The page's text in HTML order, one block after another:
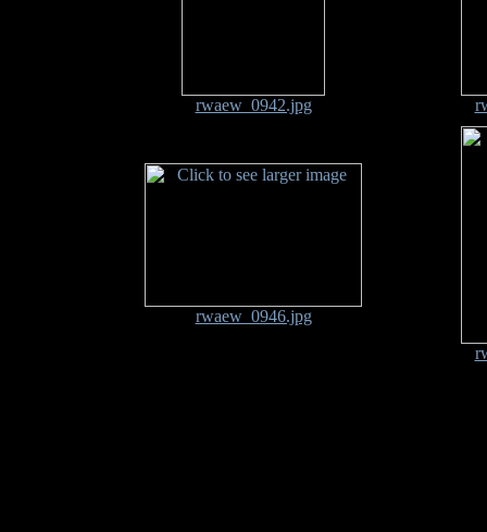
rwaew_0942.jpg
rwaew_0946.jpg